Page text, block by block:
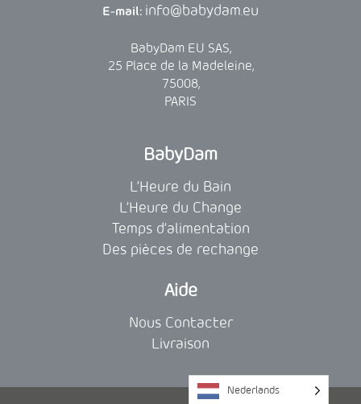
E-mail: info@babydam.eu
BabyDam EU SAS,
25 Place de la Madeleine,
75008,
PARIS
BabyDam
L’Heure du Bain
L’Heure du Change
Temps d’alimentation
Des pièces de rechange
Aide
Nous Contacter
Livraison
Nederlands